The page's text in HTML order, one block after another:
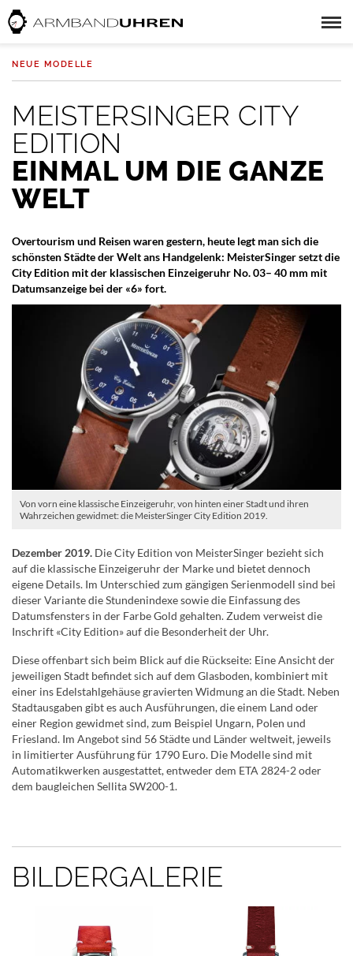
NEUE MODELLE
MEISTERSINGER CITY
EDITION
EINMAL UM DIE GANZE
WELT
Overtourism und Reisen waren gestern, heute legt man sich die
schönsten Städte der Welt ans Handgelenk: MeisterSinger setzt die
City Edition mit der klassischen Einzeigeruhr No. 03– 40 mm mit
Datumsanzeige bei der «6» fort.
Von vorn eine klassische Einzeigeruhr, von hinten einer Stadt und ihren
Wahrzeichen gewidmet: die MeisterSinger City Edition 2019.
Dezember 2019. Die City Edition von MeisterSinger bezieht sich
auf die klassische Einzeigeruhr der Marke und bietet dennoch
eigene Details. Im Unterschied zum gängigen Serienmodell sind bei
dieser Variante die Stundenindexe sowie die Einfassung des
Datumsfensters in der Farbe Gold gehalten. Zudem verweist die
Inschrift «City Edition» auf die Besonderheit der Uhr.
Diese offenbart sich beim Blick auf die Rückseite: Eine Ansicht der
jeweiligen Stadt befindet sich auf dem Glasboden, kombiniert mit
einer ins Edelstahlgehäuse gravierten Widmung an die Stadt. Neben
Stadtausgaben gibt es auch Ausführungen, die einem Land oder
einer Region gewidmet sind, zum Beispiel Ungarn, Polen und
Friesland. Im Angebot sind 56 Städte und Länder weltweit, jeweils
in limitierter Ausführung für 1790 Euro. Die Modelle sind mit
Automatikwerken ausgestattet, entweder dem ETA 2824-2 oder
dem baugleichen Sellita SW200-1.
BILDERGALERIE